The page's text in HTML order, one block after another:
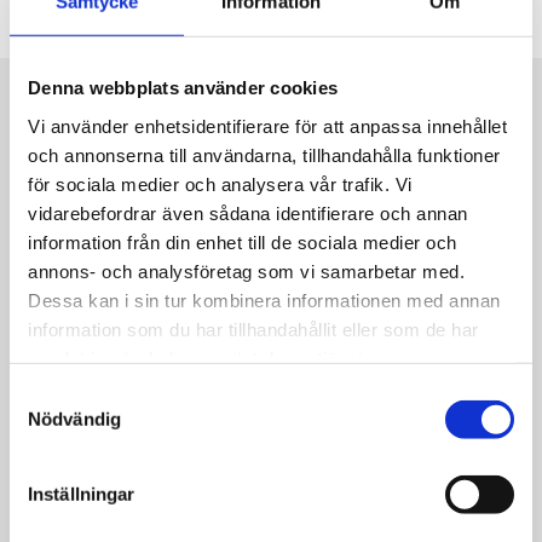
Denna webbplats använder cookies
Vi använder enhetsidentifierare för att anpassa innehållet
och annonserna till användarna, tillhandahålla funktioner
för sociala medier och analysera vår trafik. Vi
vidarebefordrar även sådana identifierare och annan
information från din enhet till de sociala medier och
annons- och analysföretag som vi samarbetar med.
Dessa kan i sin tur kombinera informationen med annan
information som du har tillhandahållit eller som de har
Nödvändig
Inställningar
KONTAKT
Cookies
Vi använder cookies och liknande teknik för att säkra
webbplatsens funktionalitet och tillåter dig att spara
dina preferenser. Vi använder även cookies som samlar
information om hur du använder vår webbplats, hur du
användarna, tillhandahålla funktioner för sociala medier
Vi vidarebefordrar även sådana identifierare och annan